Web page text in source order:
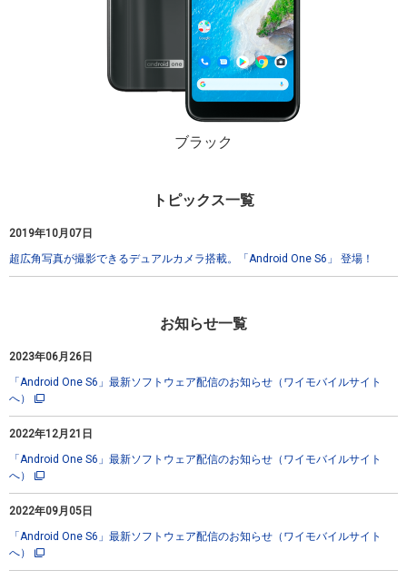
ブラック
トピックス一覧
2019年10月07日
超広角写真が撮影できるデュアルカメラ搭載。「Android One S6」 登場！
お知らせ一覧
2023年06月26日
「Android One S6」最新ソフトウェア配信のお知らせ（ワイモバイルサイト
へ）
2022年12月21日
「Android One S6」最新ソフトウェア配信のお知らせ（ワイモバイルサイト
へ）
2022年09月05日
「Android One S6」最新ソフトウェア配信のお知らせ（ワイモバイルサイト
へ）